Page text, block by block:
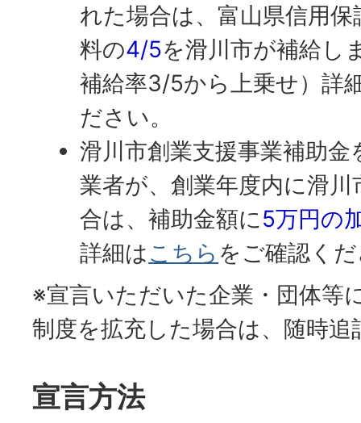
れた場合は、富山県信用
料の4/5を滑川市が補給し
補給率3/5から上乗せ）詳
ださい。
滑川市創業支援事業補助
業者が、創業年度内に滑
合は、補助金額に5万円の
詳細はこちら をご確認く
※宣言いただいた企業・団体等
制度を拡充した場合は、随時追
宣言方法